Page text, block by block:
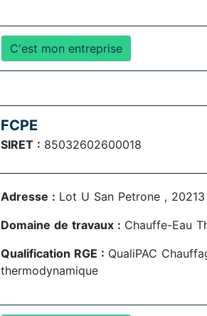
C'est mon entreprise
FCPE
SIRET : 85032602600018
Adresse : Lot U San Petrone ,
Domaine de travaux : Chauffe-Eau
Qualification RGE : QualiPAC
thermodynamique